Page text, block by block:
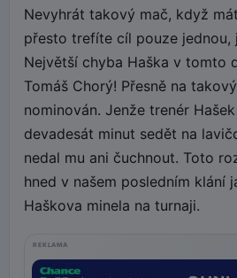
Nevyhrát takový mač, když
přesto trefíte cíl pouze jednou,
Největší chyba Haška v tomto
Tomáš Chorý! Přesně na
nominován. Jenže trenér
devadesát minut sedět na
nedal mu ani čuchnout. Toto
hned v našem posledním klání
Haškova minela na turnaji.
REKLAMA